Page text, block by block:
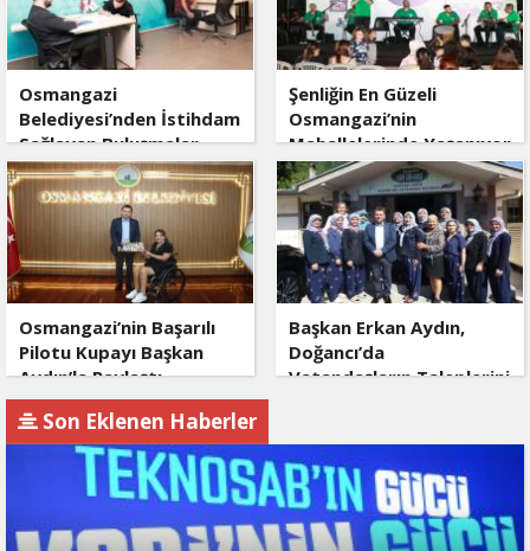
Osmangazi
Belediyesi’nden İstihdam
Sağlayan Buluşmalar
Şenliğin En Güzeli
Osmangazi’nin
Mahallelerinde Yaşanıyor
Osmangazi’nin Başarılı
Pilotu Kupayı Başkan
Aydın’la Paylaştı
Başkan Erkan Aydın,
Doğancı’da
Vatandaşların Taleplerini
Son Eklenen Haberler